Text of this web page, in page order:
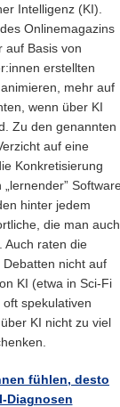
Intelligenz (KI).
Onlinemagazins
auf Basis von
erstellten
mehr auf
wenn über KI
Zu den genannten
auf eine
Konkretisierung
hinter jedem
die man auch
Auch raten die
nicht auf
KI (etwa in Sci-Fi
spekulativen
KI nicht zu viel
fühlen, desto
Diagnosen